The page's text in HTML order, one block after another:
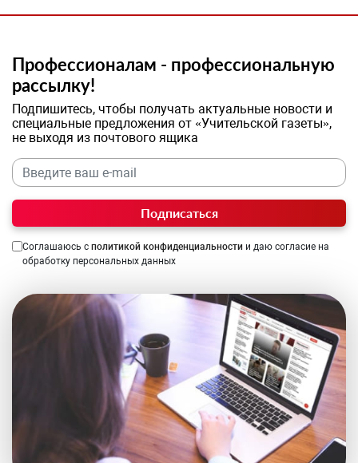
Профессионалам - профессиональную
рассылку!
Подпишитесь, чтобы получать актуальные новости и
специальные предложения от «Учительской газеты»,
не выходя из почтового ящика
Подписаться
Соглашаюсь с политикой конфиденциальности и даю согласие на
обработку персональных данных